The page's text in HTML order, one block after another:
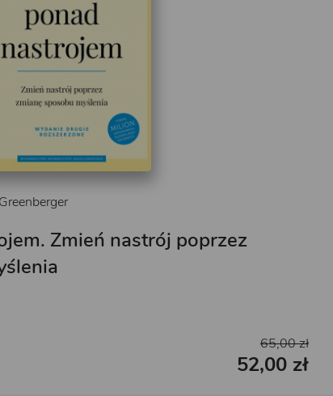
Zmień nastrój poprzez
65,00 zł
52,00 zł